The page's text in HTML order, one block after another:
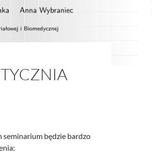
będzie bardzo